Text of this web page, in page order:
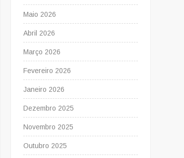
Maio 2026
Abril 2026
Março 2026
Fevereiro 2026
Janeiro 2026
Dezembro 2025
Novembro 2025
Outubro 2025